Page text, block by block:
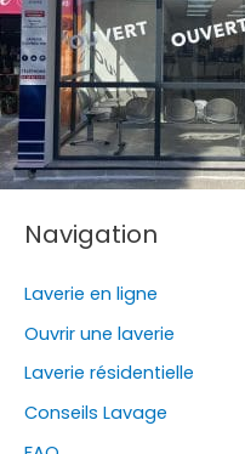
Navigation
Laverie en ligne
Ouvrir une laverie
Laverie résidentielle
Conseils Lavage